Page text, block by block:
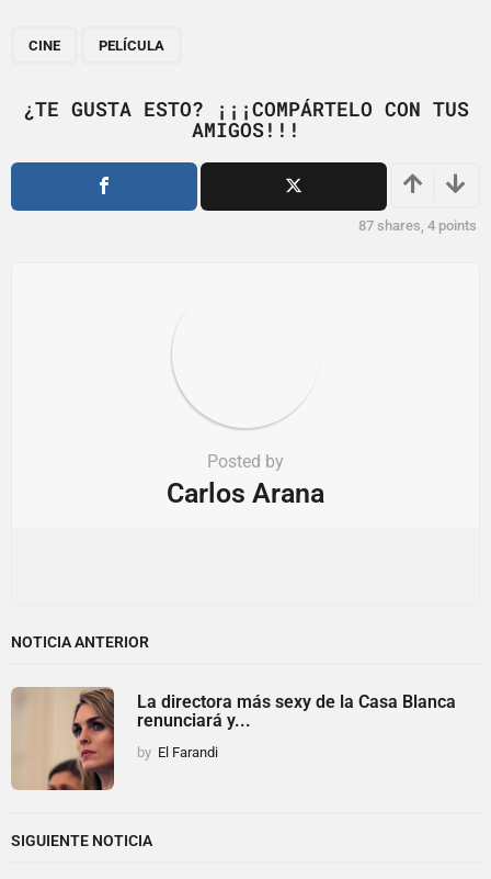
a
i
CINE PELÍCULA
¿TE GUSTA ESTO? ¡¡¡COMPÁRTELO CON TUS
AMIGOS!!!
87 shares, 4 points
Posted by
Carlos Arana
NOTICIA ANTERIOR
La directora más sexy de la Casa Blanca
renunciará y...
by El Farandi
SIGUIENTE NOTICIA